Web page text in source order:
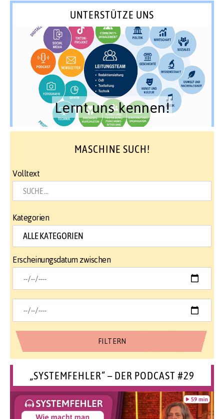
UNTERSTÜTZE UNS
Lernt uns kennen!
MASCHINE SUCH!
Volltext
Kategorien
Erscheinungsdatum zwischen
„SYSTEMFEHLER“ – DER PODCAST #29